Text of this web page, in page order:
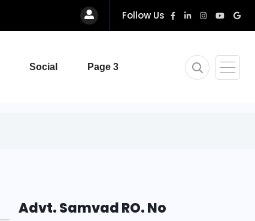
Follow Us
Social Page 3
Advt. Samvad RO. No